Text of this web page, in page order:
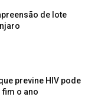
de lote
previne HIV pode
fim o ano